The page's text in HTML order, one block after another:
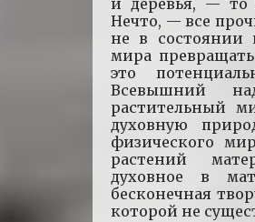
и деревья, — то
Нечто, — все
не в состоянии
мира
это
Всевышний
растительный
духовную
физического
растений
духовное в
бесконечная
которой не